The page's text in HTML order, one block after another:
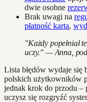
dwie osobne
Brak uwagi na
płatność kartą,
"Każdy popełniał
uczy." — Anna,
Lista błędów wydaje się
polskich użytkowników
jednak krok do przodu –
uczysz się rozgryźć